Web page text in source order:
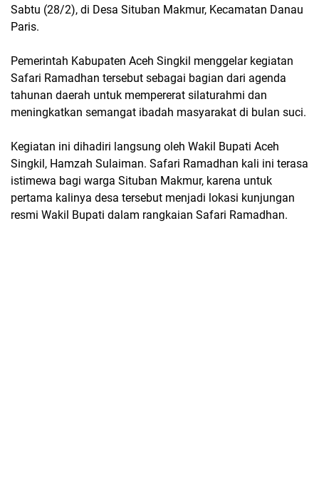
Sabtu (28/2), di Desa Situban Makmur, Kecamatan Danau
Paris.
Pemerintah Kabupaten Aceh Singkil menggelar kegiatan
Safari Ramadhan tersebut sebagai bagian dari agenda
tahunan daerah untuk mempererat silaturahmi dan
meningkatkan semangat ibadah masyarakat di bulan suci.
Kegiatan ini dihadiri langsung oleh Wakil Bupati Aceh
Singkil, Hamzah Sulaiman. Safari Ramadhan kali ini terasa
istimewa bagi warga Situban Makmur, karena untuk
pertama kalinya desa tersebut menjadi lokasi kunjungan
resmi Wakil Bupati dalam rangkaian Safari Ramadhan.